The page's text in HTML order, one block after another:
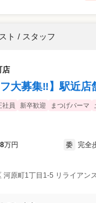
ト / スタッフ
店
大募集‼︎】駅近
社員 新卒歓迎 まつげパーマ
万円 委 完全
河原町1丁目1-5 リライアン